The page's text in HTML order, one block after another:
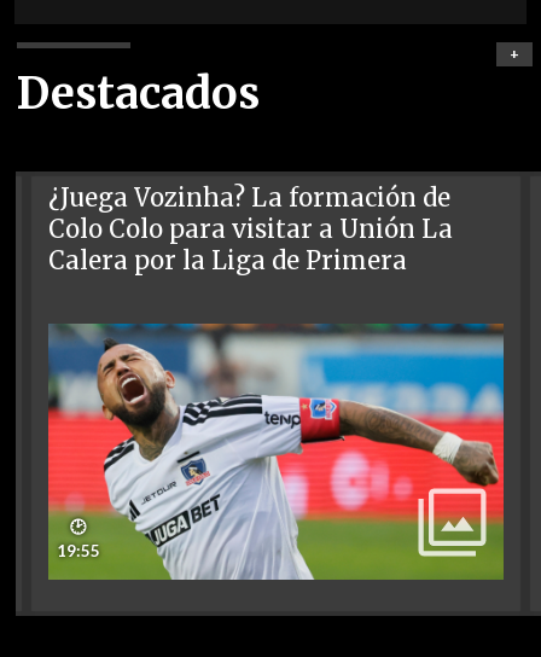
Destacados
+
¿Juega Vozinha? La formación de
Colo Colo para visitar a Unión La
Calera por la Liga de Primera
🕑
19:55